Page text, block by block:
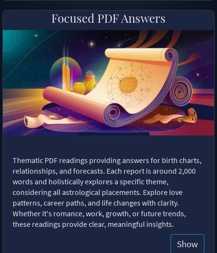
Focused PDF Answers
Thematic PDF readings providing answers for birth charts,
relationships, and forecasts. Each report is around 2,000
words and holistically explores a specific theme,
considering all astrological placements. Explore love
patterns, career paths, and life changes with clarity.
Whether it's romance, work, growth, or future trends,
these readings provide clear, meaningful insights.
Show